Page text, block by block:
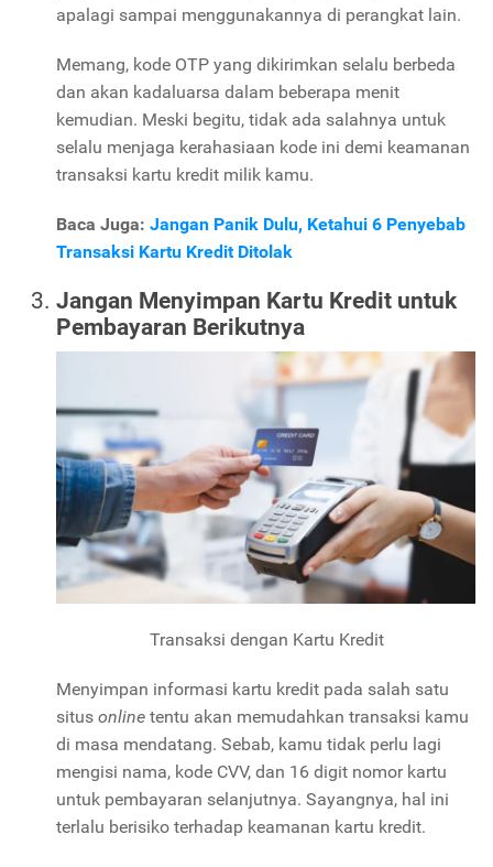
apalagi sampai menggunakannya di perangkat lain.
Memang, kode OTP yang dikirimkan selalu berbeda
dan akan kadaluarsa dalam beberapa menit
kemudian. Meski begitu, tidak ada salahnya untuk
selalu menjaga kerahasiaan kode ini demi keamanan
transaksi kartu kredit milik kamu.
Baca Juga: Jangan Panik Dulu, Ketahui 6 Penyebab
Transaksi Kartu Kredit Ditolak
Jangan Menyimpan Kartu Kredit untuk
Pembayaran Berikutnya
Transaksi dengan Kartu Kredit
Menyimpan informasi kartu kredit pada salah satu
situs online tentu akan memudahkan transaksi kamu
di masa mendatang. Sebab, kamu tidak perlu lagi
mengisi nama, kode CVV, dan 16 digit nomor kartu
untuk pembayaran selanjutnya. Sayangnya, hal ini
terlalu berisiko terhadap keamanan kartu kredit.